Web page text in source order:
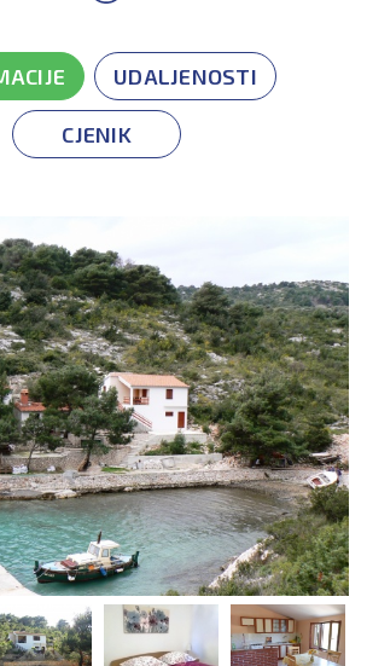
UDALJENOSTI
CJENIK